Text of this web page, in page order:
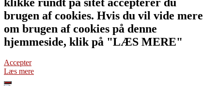
brugen af cookies. Hvis du vil vide mere
om brugen af cookies på denne
hjemmeside, klik på "LÆS MERE"
Accepter
Læs mere